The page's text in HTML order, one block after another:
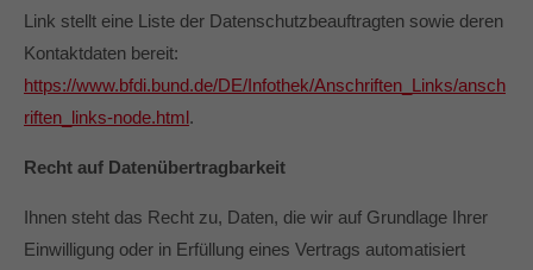
Aenean commodo ligula eget dolor. Aenean massa.
montes, nascetur ridiculus mus. Donec quam felis,
ultricies nec.
Link stellt eine Liste der Datenschutzbeauftragten sowie deren
Kontaktdaten bereit:
https://www.bfdi.bund.de/DE/Infothek/Anschriften_Links/ansch
riften_links-node.html.
Recht auf Datenübertragbarkeit
Ihnen steht das Recht zu, Daten, die wir auf Grundlage Ihrer
Einwilligung oder in Erfüllung eines Vertrags automatisiert